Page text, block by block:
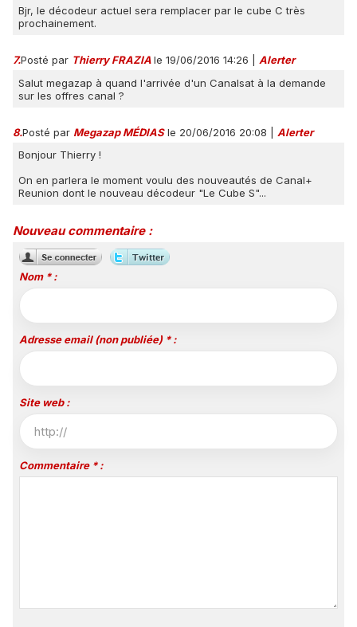
Bjr, le décodeur actuel sera remplacer par le cube C très
prochainement.
7.Posté par Thierry FRAZIAle 19/06/2016 14:26
Alerter
Salut megazap à quand l'arrivée d'un Canalsat à la demande
sur les offres canal ?
8.Posté par Megazap MÉDIAS le 20/06/2016 20:08
Alerter
Bonjour Thierry !
On en parlera le moment voulu des nouveautés de Canal+
Reunion dont le nouveau décodeur "Le Cube S"...
Nouveau commentaire :
Nom * :
Adresse email (non publiée) * :
Site web :
Commentaire * :